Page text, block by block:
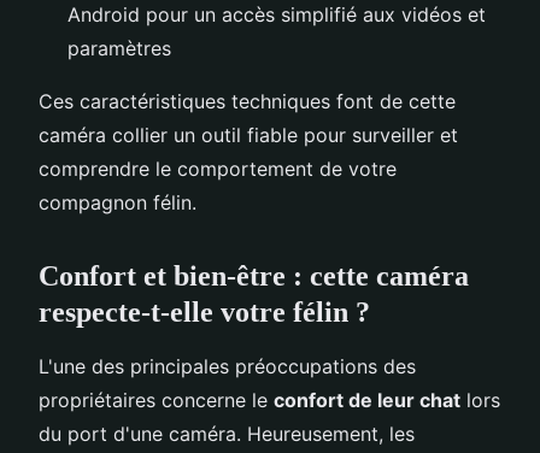
Android pour un accès simplifié aux vidéos et
paramètres
Ces caractéristiques techniques font de cette
caméra collier un outil fiable pour surveiller et
comprendre le comportement de votre
compagnon félin.
Confort et bien-être : cette caméra
respecte-t-elle votre félin ?
L'une des principales préoccupations des
propriétaires concerne le confort de leur chat lors
du port d'une caméra. Heureusement, les